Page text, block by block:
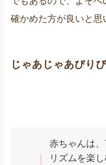
確かめた方が良いと思
じゃあじゃあびり
赤ちゃんは
リズムを楽